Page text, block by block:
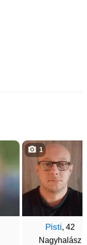
Pisti, 42
Nagyhalász
1